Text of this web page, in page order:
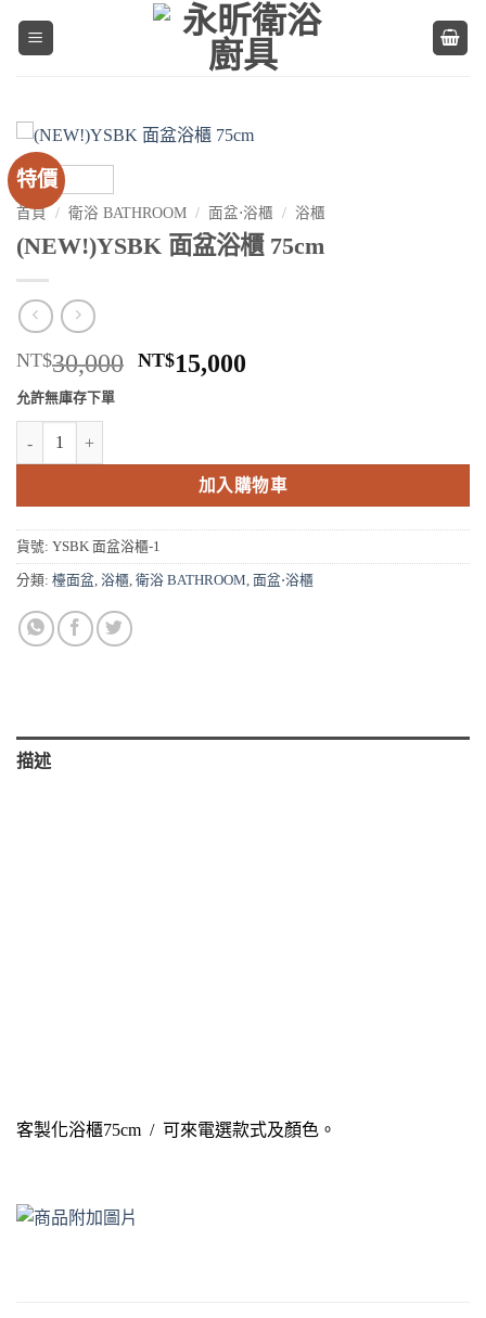
特價
首頁 / 衛浴 BATHROOM / 面盆⋅浴櫃 / 浴櫃
(NEW!)YSBK 面盆浴櫃 75cm
NT$30,000 原
NT$30,000。
NT$15,000
NT$15,000。
允許無庫存下單
加入購物車
貨號: YSBK 面盆浴櫃-1
分類: 檯面盆, 浴櫃, 衛浴 BATHROOM, 面盆⋅浴櫃
描述
客製化浴櫃75cm / 可來電選款式及顏色。